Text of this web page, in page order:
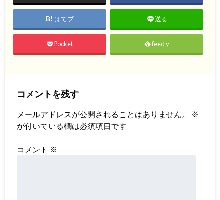
はてブ 送る
Pocket feedly
コメントを残す
メールアドレスが公開されることはありません。
※
が付いている欄は必須項目です
コメント ※